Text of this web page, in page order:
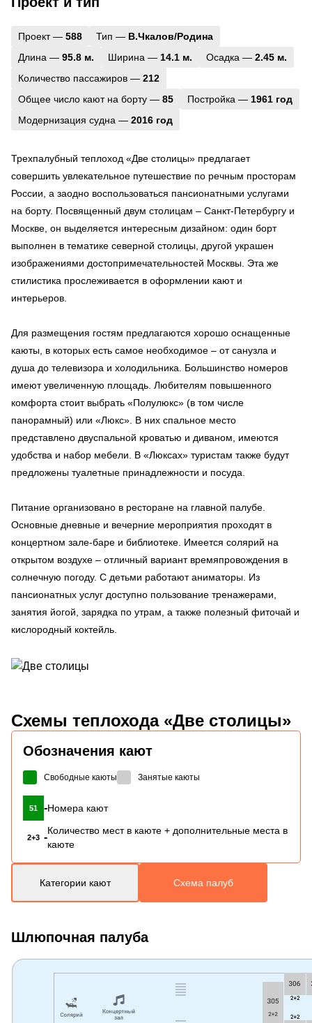
Проект — 588 Тип — В.Чкалов/Родина
Длина — 95.8 м. Ширина — 14.1 м. Осадка — 2.45 м.
Количество пассажиров — 212
Общее число кают на борту — 85 Постройка — 1961 год
Модернизация судна — 2016 год
Трехпалубный теплоход «Две столицы» предлагает
совершить увлекательное путешествие по речным просторам
России, а заодно воспользоваться пансионатными услугами
на борту. Посвященный двум столицам – Санкт-Петербургу и
Москве, он выделяется интересным дизайном: один борт
выполнен в тематике северной столицы, другой украшен
изображениями достопримечательностей Москвы. Эта же
стилистика прослеживается в оформлении кают и
интерьеров.
Для размещения гостям предлагаются хорошо оснащенные
каюты, в которых есть самое необходимое – от санузла и
душа до телевизора и холодильника. Большинство номеров
имеют увеличенную площадь. Любителям повышенного
комфорта стоит выбрать «Полулюкс» (в том числе
панорамный) или «Люкс». В них спальное место
представлено двуспальной кроватью и диваном, имеются
удобства и набор мебели. В «Люксах» туристам также будут
предложены туалетные принадлежности и посуда.
Питание организовано в ресторане на главной палубе.
Основные дневные и вечерние мероприятия проходят в
концертном зале-баре и библиотеке. Имеется солярий на
открытом воздухе – отличный вариант времяпровождения в
солнечную погоду. С детьми работают аниматоры. Из
пансионатных услуг доступно пользование тренажерами,
занятия йогой, зарядка по утрам, а также полезный фиточай и
кислородный коктейль.
Схемы теплохода «Две столицы»
Обозначения кают
Свободные каюты Занятые каюты
51 -Номера кают
2+3 -
Количество мест в каюте + дополнительные места в
каюте
Категории кают Схема палуб
Шлюпочная палуба